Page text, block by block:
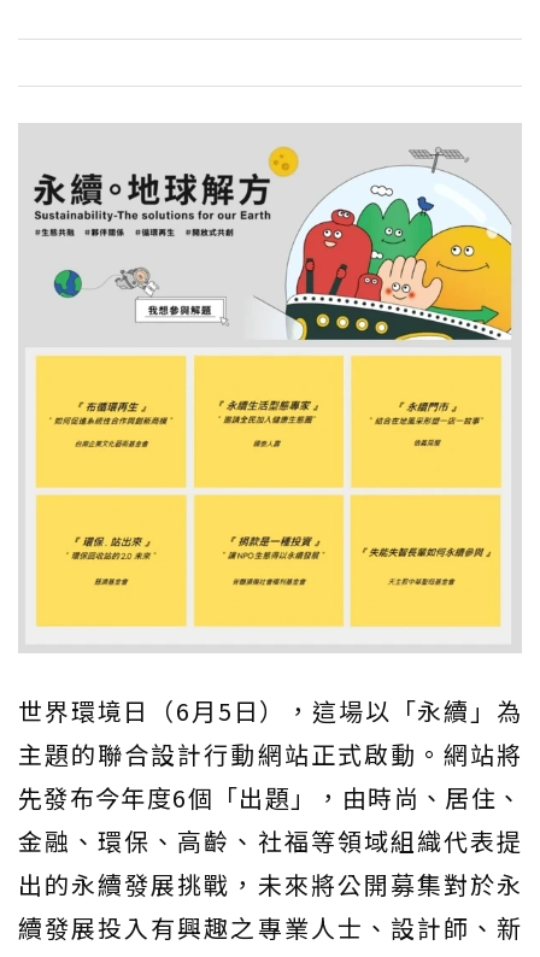
世界環境日（6月5日），這場以「永續」為
主題的聯合設計行動網站正式啟動。網站將
先發布今年度6個「出題」，由時尚、居住、
金融、環保、高齡、社福等領域組織代表提
出的永續發展挑戰，未來將公開募集對於永
續發展投入有興趣之專業人士、設計師、新